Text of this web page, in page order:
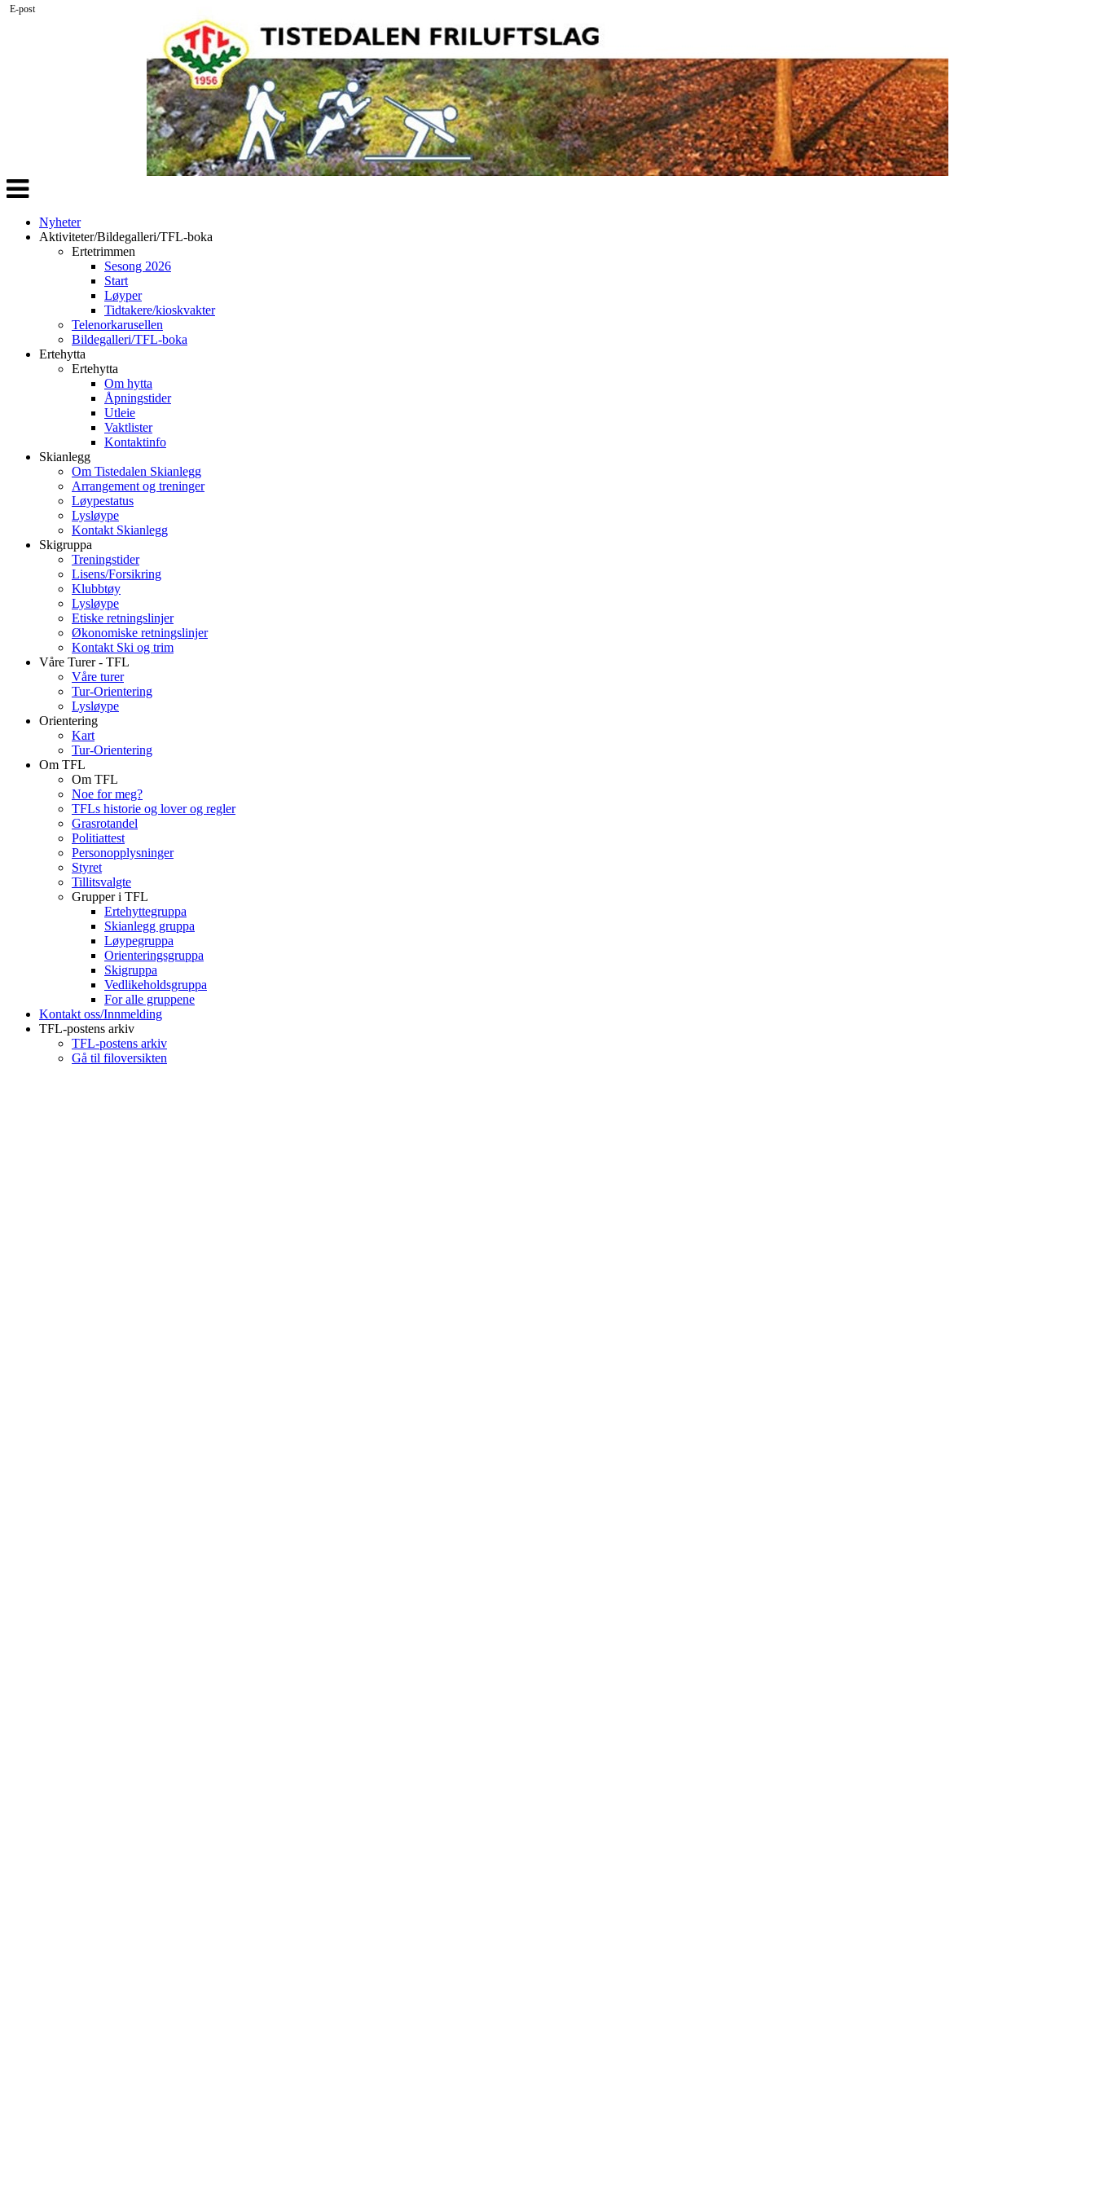
Veksle
navigasjon
Nyheter
Aktiviteter/Bildegalleri/TFL-boka
Ertetrimmen
Sesong 2026
Start
Løyper
Tidtakere/kioskvakter
Telenorkarusellen
Bildegalleri/TFL-boka
Ertehytta
Ertehytta
Om hytta
Åpningstider
Utleie
Vaktlister
Kontaktinfo
Skianlegg
Om Tistedalen Skianlegg
Arrangement og treninger
Løypestatus
Lysløype
Kontakt Skianlegg
Skigruppa
Treningstider
Lisens/Forsikring
Klubbtøy
Lysløype
Etiske retningslinjer
Økonomiske retningslinjer
Kontakt Ski og trim
Våre Turer - TFL
Våre turer
Tur-Orientering
Lysløype
Orientering
Kart
Tur-Orientering
Om TFL
Om TFL
Noe for meg?
TFLs historie og lover og regler
Grasrotandel
Politiattest
Personopplysninger
Styret
Tillitsvalgte
Grupper i TFL
Ertehyttegruppa
Skianlegg gruppa
Løypegruppa
Orienteringsgruppa
Skigruppa
Vedlikeholdsgruppa
For alle gruppene
Kontakt oss/Innmelding
TFL-postens arkiv
TFL-postens arkiv
Gå til filoversikten
E-post